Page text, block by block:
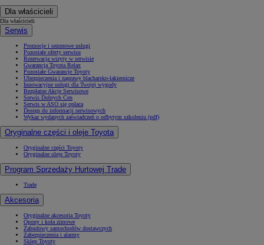
Dla właścicieli
Dla właścicieli
Serwis
Promocje i sezonowe usługi
Pozostałe oferty serwisu
Rezerwacja wizyty w serwisie
Gwarancja Toyota Relax
Pozostałe Gwarancje Toyoty
Ubezpieczenia i naprawy blacharsko-lakiernicze
Innowacyjne usługi dla Twojej wygody
Bezpłatne Akcje Serwisowe
Serwis Dobrych Cen
Serwis w ASO się opłaca
Dostęp do informacji serwisowych
Wykaz wydanych zaświadczeń o odbytym szkoleniu (pdf)
Oryginalne części i oleje Toyota
Oryginalne części Toyoty
Oryginalne oleje Toyoty
Program Sprzedaży Hurtowej Trade
Trade
Akcesoria
Oryginalne akcesoria Toyoty
Opony i koła zimowe
Zabudowy samochodów dostawczych
Zabezpieczenia i alarmy
Sklep Toyoty